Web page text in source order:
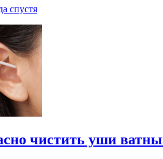
спустя
чистить уши